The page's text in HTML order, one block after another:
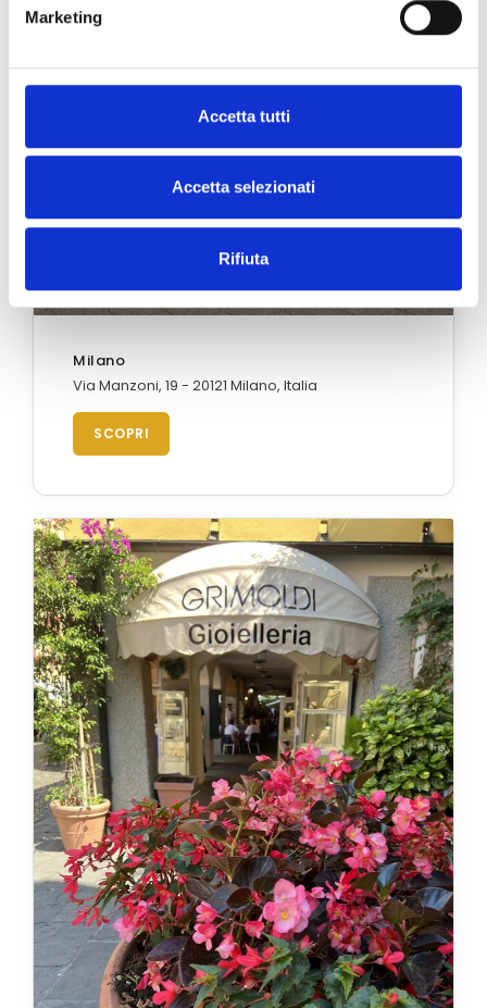
Marketing
Accetta tutti
Accetta selezionati
Rifiuta
Milano
Via Manzoni, 19 - 20121 Milano, Italia
SCOPRI